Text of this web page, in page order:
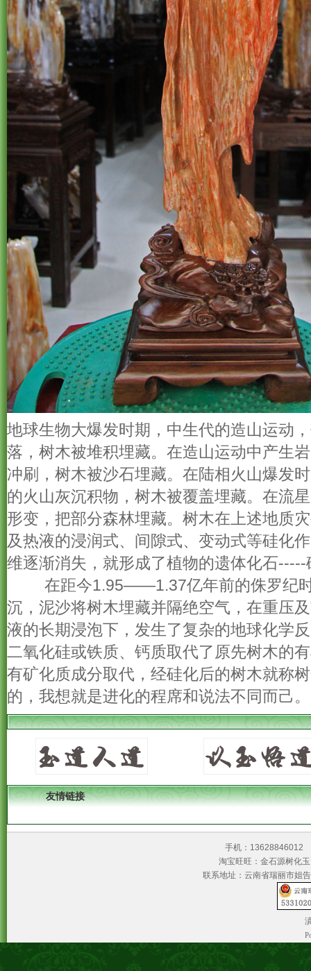
地球生物大爆发时期，中生代的造山运动
落，树木被堆积埋藏。在造山运动中产生
冲刷，树木被沙石埋藏。在陆相火山爆发
的火山灰沉积物，树木被覆盖埋藏。在流
形变，把部分森林埋藏。树木在上述地质
及热液的浸润式、间隙式、变动式等硅化
维逐渐消失，就形成了植物的遗体化石-----
在距今1.95——1.37亿年前的侏罗纪时
沉，泥沙将树木埋藏并隔绝空气，在重压
液的长期浸泡下，发生了复杂的地球化学
二氧化硅或铁质、钙质取代了原先树木的
有矿化质成分取代，经硅化后的树木就称
的，我想就是进化的程席和说法不同而己。
友情链接
手机：
淘宝旺旺：金石源树
联系地址：云南省瑞丽市姐